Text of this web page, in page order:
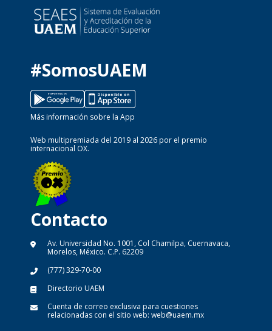
#SomosUAEM
Más información sobre la App
Web multipremiada del 2019 al 2026 por el premio
internacional OX.
Contacto
Av. Universidad No. 1001, Col Chamilpa, Cuernavaca,
Morelos, México. C.P. 62209
(777) 329-70-00
Directorio UAEM
Cuenta de correo exclusiva para cuestiones
relacionadas con el sitio web: web@uaem.mx